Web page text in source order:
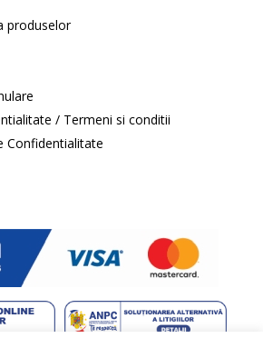
produselor
/ Termeni si conditii
Confidentialitate